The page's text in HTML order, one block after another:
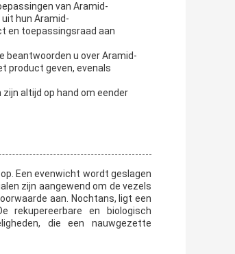
van Aramid-
hun Aramid-
en toepassingsraad aan
beantwoorden u over Aramid-
product geven, evenals
altijd op hand om eender
Een evenwicht wordt geslagen
zijn aangewend om de vezels
aan. Nochtans, ligt een
rekupereerbare en biologisch
die een nauwgezette